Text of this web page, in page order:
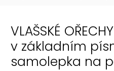
VLAŠSKÉ
v základním
samolepka na